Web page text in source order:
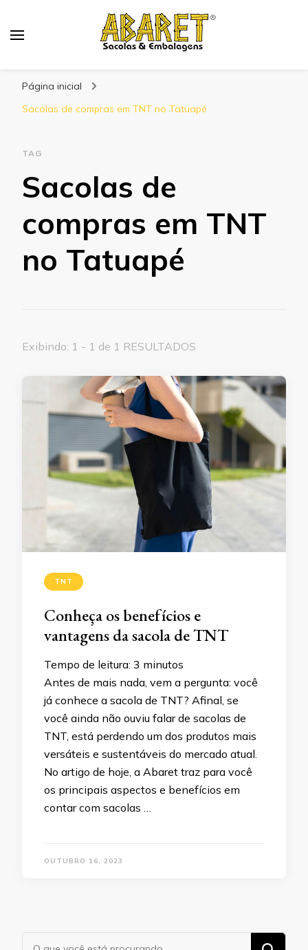
Página inicial
Sacolas de compras em TNT no Tatuapé
TAG
Sacolas de
compras em TNT
no Tatuapé
Exibindo: 1 - 1 de 1 RESULTADOS
TNT
Conheça os benefícios e
vantagens da sacola de TNT
Tempo de leitura: 3 minutos
Antes de mais nada, vem a pergunta: você
já conhece a sacola de TNT? Afinal, se
você ainda não ouviu falar de sacolas de
TNT, está perdendo um dos produtos mais
versáteis e sustentáveis do mercado atual.
No artigo de hoje, a Abaret traz para você
os principais aspectos e benefícios em
contar com sacolas …
OUTUBRO 16, 2023
Procurando